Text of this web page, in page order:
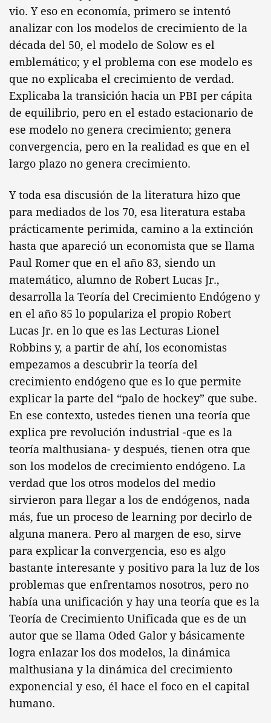
vio. Y eso en economía, primero se intentó
analizar con los modelos de crecimiento de la
década del 50, el modelo de Solow es el
emblemático; y el problema con ese modelo es
que no explicaba el crecimiento de verdad.
Explicaba la transición hacia un PBI per cápita
de equilibrio, pero en el estado estacionario de
ese modelo no genera crecimiento; genera
convergencia, pero en la realidad es que en el
largo plazo no genera crecimiento.
Y toda esa discusión de la literatura hizo que
para mediados de los 70, esa literatura estaba
prácticamente perimida, camino a la extinción
hasta que apareció un economista que se llama
Paul Romer que en el año 83, siendo un
matemático, alumno de Robert Lucas Jr.,
desarrolla la Teoría del Crecimiento Endógeno y
en el año 85 lo populariza el propio Robert
Lucas Jr. en lo que es las Lecturas Lionel
Robbins y, a partir de ahí, los economistas
empezamos a descubrir la teoría del
crecimiento endógeno que es lo que permite
explicar la parte del “palo de hockey” que sube.
En ese contexto, ustedes tienen una teoría que
explica pre revolución industrial -que es la
teoría malthusiana- y después, tienen otra que
son los modelos de crecimiento endógeno. La
verdad que los otros modelos del medio
sirvieron para llegar a los de endógenos, nada
más, fue un proceso de learning por decirlo de
alguna manera. Pero al margen de eso, sirve
para explicar la convergencia, eso es algo
bastante interesante y positivo para la luz de los
problemas que enfrentamos nosotros, pero no
había una unificación y hay una teoría que es la
Teoría de Crecimiento Unificada que es de un
autor que se llama Oded Galor y básicamente
logra enlazar los dos modelos, la dinámica
malthusiana y la dinámica del crecimiento
exponencial y eso, él hace el foco en el capital
humano.